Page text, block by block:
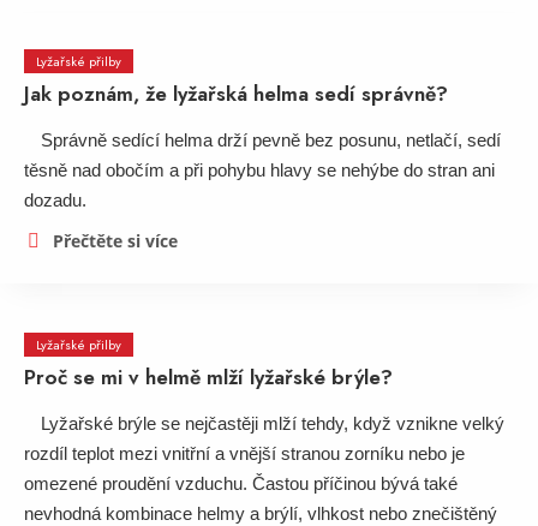
Lyžařské přilby
Jak poznám, že lyžařská helma sedí správně?
Správně sedící helma drží pevně bez posunu, netlačí, sedí
těsně nad obočím a při pohybu hlavy se nehýbe do stran ani
dozadu.
Přečtěte si více
Lyžařské přilby
Proč se mi v helmě mlží lyžařské brýle?
Lyžařské brýle se nejčastěji mlží tehdy, když vznikne velký
rozdíl teplot mezi vnitřní a vnější stranou zorníku nebo je
omezené proudění vzduchu. Častou příčinou bývá také
nevhodná kombinace helmy a brýlí, vlhkost nebo znečištěný